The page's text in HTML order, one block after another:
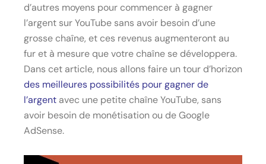
d’autres moyens pour commencer à gagner
l’argent sur YouTube sans avoir besoin d’une
grosse chaîne, et ces revenus augmenteront au
fur et à mesure que votre chaîne se développera.
Dans cet article, nous allons faire un tour d’horizon
des meilleures possibilités pour gagner de
l’argent avec une petite chaîne YouTube, sans
avoir besoin de monétisation ou de Google
AdSense.